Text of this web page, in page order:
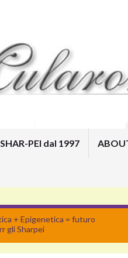
LOCATION /
PEI dal 1997
+ Epigenetica = futuro
gli Sharpei